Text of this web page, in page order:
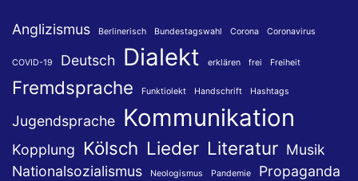
Anglizismus Berlinerisch Bundestagswahl Corona Coronavirus
COVID-19 Deutsch Dialekt erklären frei Freiheit
Fremdsprache Funktiolekt Handschrift Hashtags
Jugendsprache Kommunikation
Kopplung Kölsch Lieder Literatur Musik
Nationalsozialismus
Neologismus Pandemie
Propaganda